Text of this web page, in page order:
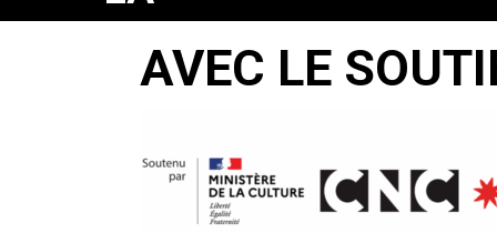
SOCIOLOGIE
EST
SPORT
AVEC LE